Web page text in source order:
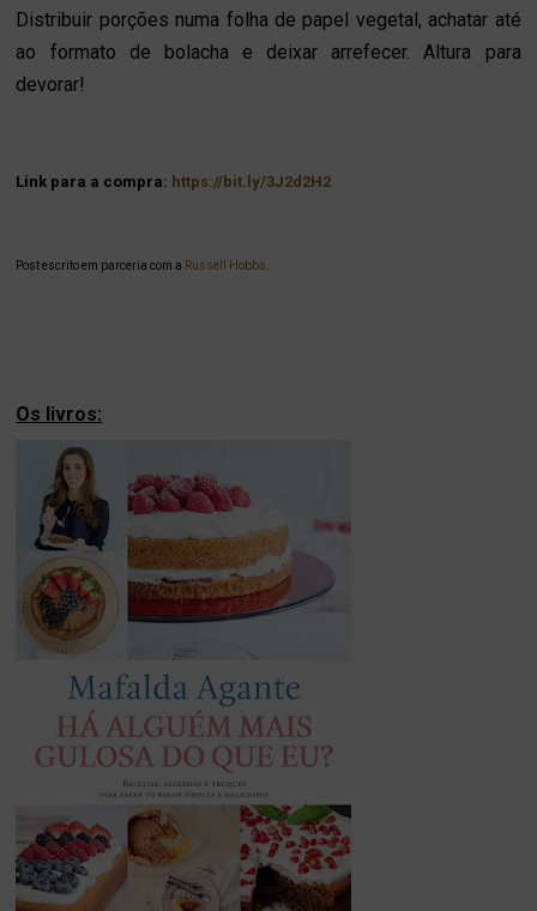
Distribuir porções numa folha de papel vegetal, achatar até
ao formato de bolacha e deixar arrefecer. Altura para
devorar!
Link para a compra: https://bit.ly/3J2d2H2
Post escrito em parceria com a Russell Hobbs
Os livros: